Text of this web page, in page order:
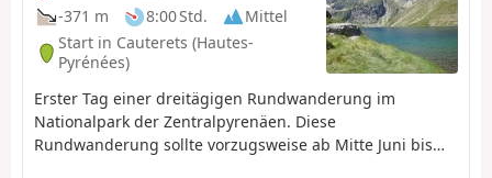
-371 m
8:00 Std.
Mittel
Start in Cauterets (Hautes-
Pyrénées)
Erster Tag einer dreitägigen Rundwanderung im
Nationalpark der Zentralpyrenäen. Diese
Rundwanderung sollte vorzugsweise ab Mitte Juni bis